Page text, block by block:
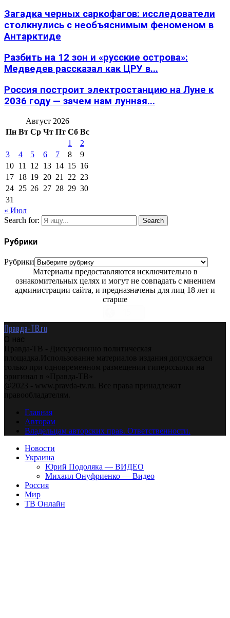
Загадка черных саркофагов: исследователи
столкнулись с необъяснимым феноменом в
Антарктиде
Разбить на 12 зон и «русские острова»:
Медведев рассказал как ЦРУ в...
Россия построит электростанцию на Луне к
2036 году — зачем нам лунная...
Август 2026
Пн Вт Ср Чт Пт Сб Вс
1
2
3
4 5 6 7 8
9
10 11 12 13 14 15 16
17 18 19 20 21 22 23
24 25 26 27 28 29 30
31
« Июл
Search for:
Search
Рубрики
Рубрики
Материалы предоставляются исключительно в
ознакомительных целях и могут не совпадать с мнением
администрации сайта, и предназначены для лиц 18 лет и
старше
Правда-ТВ.ru
О нас
Правда-ТВ - Дискуссионно политическая
площадка.Использование материалов издания допускается
только при одновременном размещении гиперссылки на
оригинал в «Правда-ТВ»
@2023 - www.pravda-tv.ru. Все права принадлежат
правообладателям.
Главная
Авторам
Владельцам авторских прав. Ответственности.
Новости
Украина
Юрий Подоляка — ВИДЕО
Михаил Онуфриенко — Видео
Россия
Мир
ТВ Онлайн